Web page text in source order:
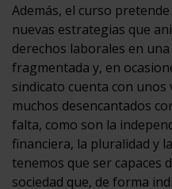
Además, el curso
nuevas estrategias que
derechos laborales en una
fragmentada y, en
sindicato cuenta con unos
muchos desencantados
falta, como son la
financiera, la pluralidad y
tenemos que ser capaces
sociedad que, de forma